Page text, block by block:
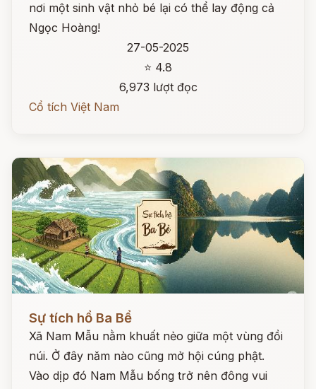
nơi một sinh vật nhỏ bé lại có thể lay động cả
Ngọc Hoàng!
27-05-2025
⭐ 4.8
6,973 lượt đọc
Cổ tích Việt Nam
Sự tích hồ Ba Bể
Xã Nam Mẫu nằm khuất nẻo giữa một vùng đồi
núi. Ở đây năm nào cũng mở hội cúng phật.
Vào dịp đó Nam Mẫu bống trở nên đông vui